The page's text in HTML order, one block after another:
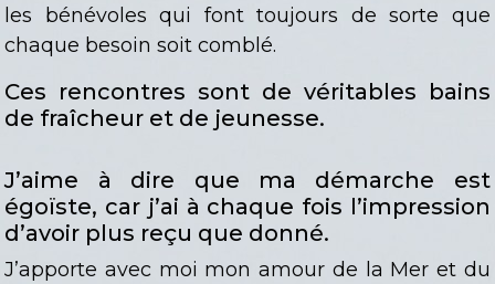
les bénévoles qui font toujours de sorte que
chaque besoin soit comblé.
Ces rencontres sont de véritables bains
de fraîcheur et de jeunesse.
J’aime à dire que ma démarche est
égoïste, car j’ai à chaque fois l’impression
d’avoir plus reçu que donné.
J’apporte avec moi mon amour de la Mer et du